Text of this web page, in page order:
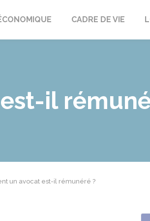
CADRE DE VIE
il
un avocat est-il rémunéré ?